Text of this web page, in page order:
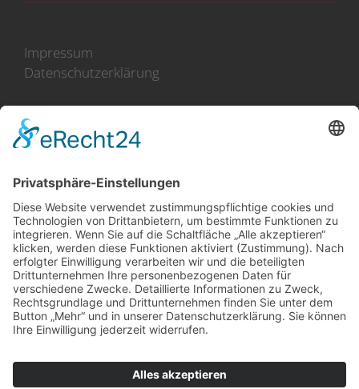
Impressum
Datenschutzerklärung
100 Jahre Erfahrung
Direkt-Import aus Holland
(im Norden an der Küste)
Zusammenarbeit mit mehr
als 50 Züchtern
erstklassige Produkte